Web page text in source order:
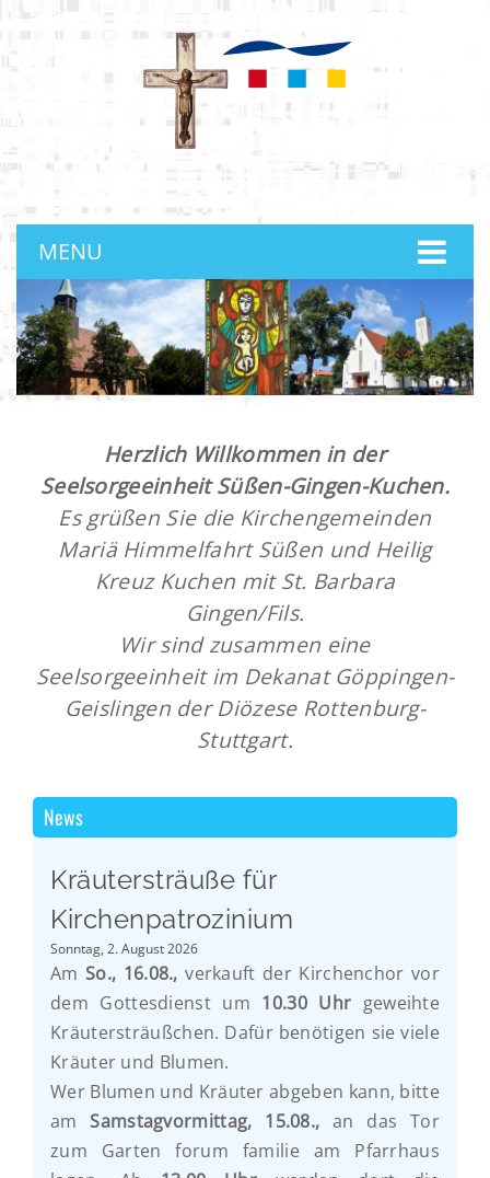
anmelden
MENU
Herzlich Willkommen in der
Seelsorgeeinheit Süßen-Gingen-Kuchen.
Es grüßen Sie die Kirchengemeinden
Mariä Himmelfahrt Süßen und Heilig
Kreuz Kuchen mit St. Barbara
Gingen/Fils.
Wir sind zusammen eine
Seelsorgeeinheit im Dekanat Göppingen-
Geislingen der Diözese Rottenburg-
Stuttgart.
News
Kräutersträuße für
Kirchenpatrozinium
Sonntag, 2. August 2026
AmSo., 16.08.,verkauft der Kirchenchor vor
dem Gottesdienst um 10.30 Uhr geweihte
Kräutersträußchen. Dafür benötigen sie viele
Kräuter und Blumen.
Wer Blumen und Kräuter abgeben kann, bitte
amSamstagvormittag, 15.08.,an das Tor
zum Garten forum familie am Pfarrhaus